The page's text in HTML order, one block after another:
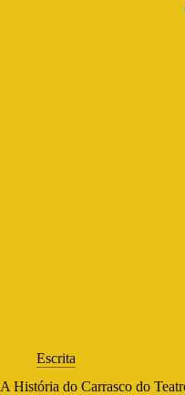
Escrita
A História do Carrasco do